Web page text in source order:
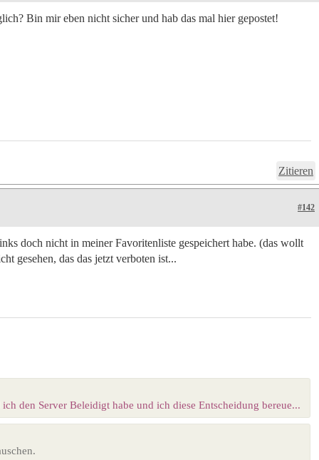
Bin mir eben nicht sicher und hab das mal hier gepostet!
Zitieren
#142
doch nicht in meiner Favoritenliste gespeichert habe. (das wollt
gesehen, das das jetzt verboten ist...
den Server Beleidigt habe und ich diese Entscheidung bereue...